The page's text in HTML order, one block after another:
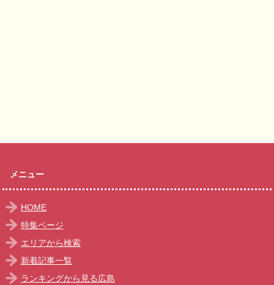
メニュー
HOME
特集ページ
エリアから検索
新着記事一覧
ランキングから見る広島